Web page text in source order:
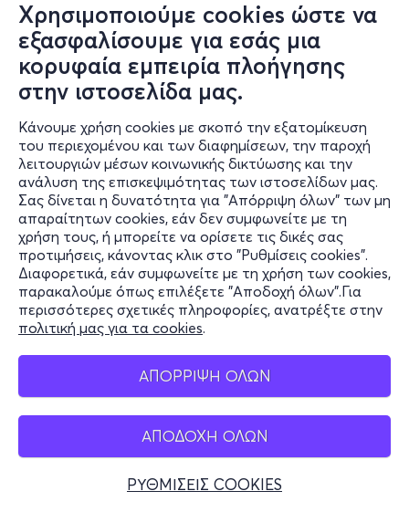
Χρησιμοποιούμε cookies ώστε να
εξασφαλίσουμε για εσάς μια
κορυφαία εμπειρία πλοήγησης
στην ιστοσελίδα μας.
Κάνουμε χρήση cookies με σκοπό την εξατομίκευση
του περιεχομένου και των διαφημίσεων, την παροχή
λειτουργιών μέσων κοινωνικής δικτύωσης και την
ανάλυση της επισκεψιμότητας των ιστοσελίδων μας.
Σας δίνεται η δυνατότητα για "Απόρριψη όλων" των μη
απαραίτητων cookies, εάν δεν συμφωνείτε με τη
χρήση τους, ή μπορείτε να ορίσετε τις δικές σας
προτιμήσεις, κάνοντας κλικ στο "Ρυθμίσεις cookies".
Διαφορετικά, εάν συμφωνείτε με τη χρήση των cookies,
παρακαλούμε όπως επιλέξετε "Αποδοχή όλων".Για
περισσότερες σχετικές πληροφορίες, ανατρέξτε στην
πολιτική μας για τα cookies.
ΑΠΟΡΡΙΨΗ ΟΛΩΝ
ΑΠΟΔΟΧΗ ΟΛΩΝ
ΡΥΘΜΙΣΕΙΣ COOKIES
από 7€
Εισιτήρια
Τρι, 25/8
20:50
Πλατεία Δροσοπούλου, Φιλοθέη
από 7€